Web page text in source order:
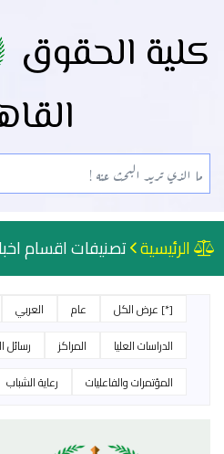
كلية الحقوق
الرئيسية تصنيفات اقسام
[*] عرض الكل عام العربي
الدراسات العليا
المراكز
رسائل
المؤتمرات والفاعليات
رعاية الشباب